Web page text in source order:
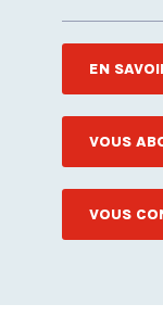
EN
VOUS
VOUS